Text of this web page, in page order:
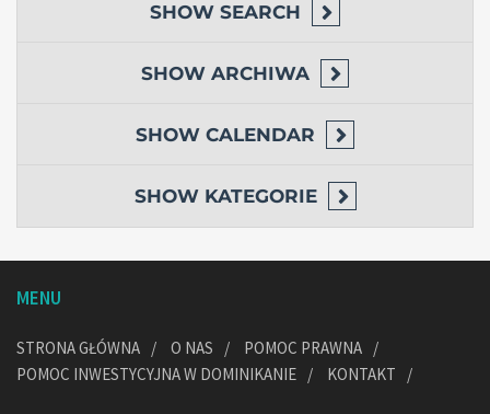
SHOW SEARCH
SHOW ARCHIWA
SHOW CALENDAR
SHOW KATEGORIE
MENU
STRONA GŁÓWNA O NAS
POMOC PRAWNA
POMOC INWESTYCYJNA W DOMINIKANIE
KONTAKT